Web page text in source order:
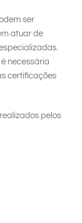
ser
atuar de
necessária
certificações
pelos